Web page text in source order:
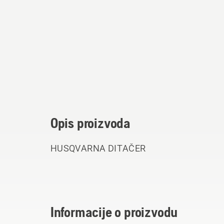
Opis proizvoda
HUSQVARNA DITAČER
Informacije o proizvodu